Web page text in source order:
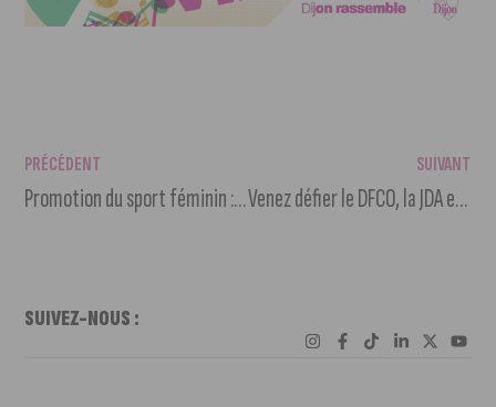
PRÉCÉDENT
Promotion du sport féminin : JDA Handball et DFCO Féminin s’associent
SUIVANT
Venez défier le DFCO, la JDA et le Stade Dijonnais à la Toison d’Or
SUIVEZ-NOUS :